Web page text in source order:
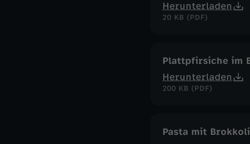
Herunterladen
20 KB (PDF)
Plattpfirsiche im
Herunterladen
200 KB (PDF)
Pasta mit